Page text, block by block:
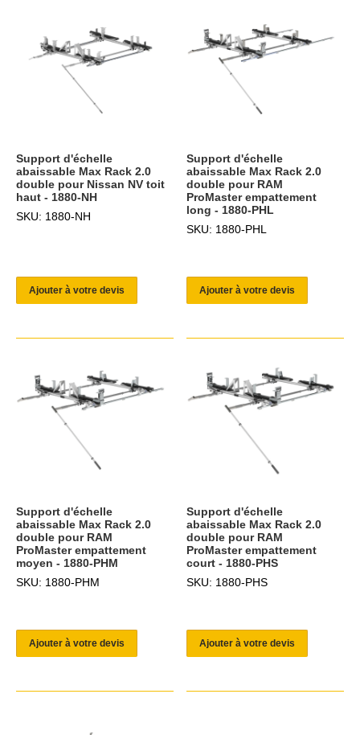
Support d'échelle
abaissable Max Rack 2.0
double pour Nissan NV toit
haut - 1880-NH
SKU: 1880-NH
Ajouter à votre devis
Support d'échelle
abaissable Max Rack 2.0
double pour RAM
ProMaster empattement
long - 1880-PHL
SKU: 1880-PHL
Ajouter à votre devis
Support d'échelle
abaissable Max Rack 2.0
double pour RAM
ProMaster empattement
moyen - 1880-PHM
SKU: 1880-PHM
Ajouter à votre devis
Support d'échelle
abaissable Max Rack 2.0
double pour RAM
ProMaster empattement
court - 1880-PHS
SKU: 1880-PHS
Ajouter à votre devis